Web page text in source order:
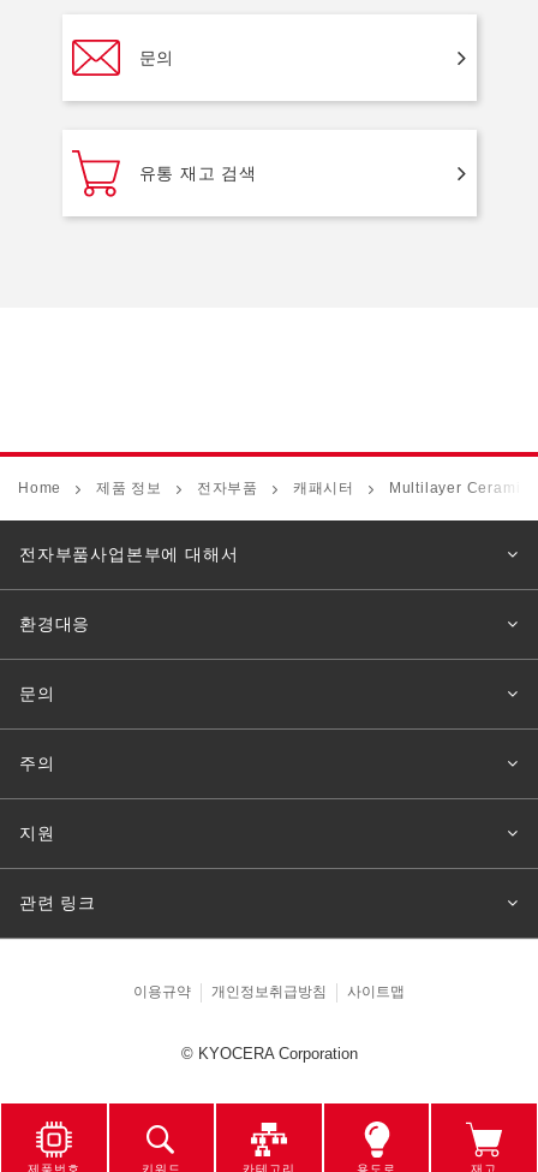
문의
유통 재고 검색
제품번호 키워드 카테고리 용도로 재고
Home 제품 정보 전자부품 캐패시터 Multilayer Ceramic
전자부품사업본부에 대해서
환경대응
문의
주의
지원
관련 링크
이용규약 개인정보취급방침 사이트맵
© KYOCERA Corporation